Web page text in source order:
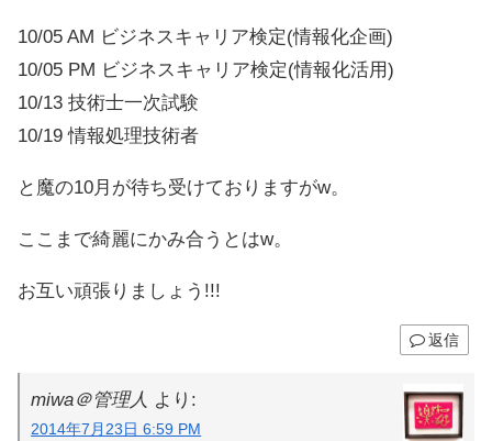
10/05 AM ビジネスキャリア検定(情報化企画)
10/05 PM ビジネスキャリア検定(情報化活用)
10/13 技術士一次試験
10/19 情報処理技術者
と魔の10月が待ち受けておりますがw。
ここまで綺麗にかみ合うとはw。
お互い頑張りましょう!!!
返信
miwa＠管理人 より:
2014年7月23日 6:59 PM